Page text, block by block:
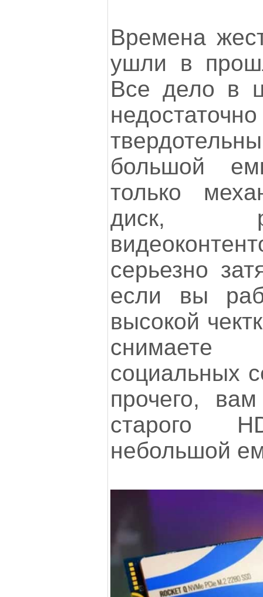
Времена
ушли в
Все дело в
большой
только
диск,
серьезно
если вы
высокой
социальных
прочего,
старого
небольшой